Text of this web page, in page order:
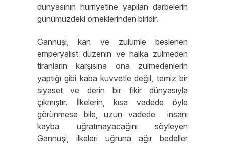
dünyasının hürriyetine yapılan darbelerin
günümüzdeki örneklerinden biridir.
Gannuşi, kan ve zulümle beslenen
emperyalist düzenin ve halka zulmeden
tiranların karşısına ona zulmedenlerin
yaptığı gibi kaba kuvvetle değil, temiz bir
siyaset ve derin bir fikir dünyasıyla
çıkmıştır. İlkelerin, kısa vadede öyle
görünmese bile, uzun vadede insanı
kayba uğratmayacağını söyleyen
Gannuşi, ilkeleri uğruna ağır bedeller